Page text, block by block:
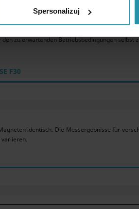
Spersonalizuj
deswegen gemieden werden.
von Messungen an einem
zu erwartenden Betriebsbedingungen selbst
F30
identisch. Die Messergebnisse für